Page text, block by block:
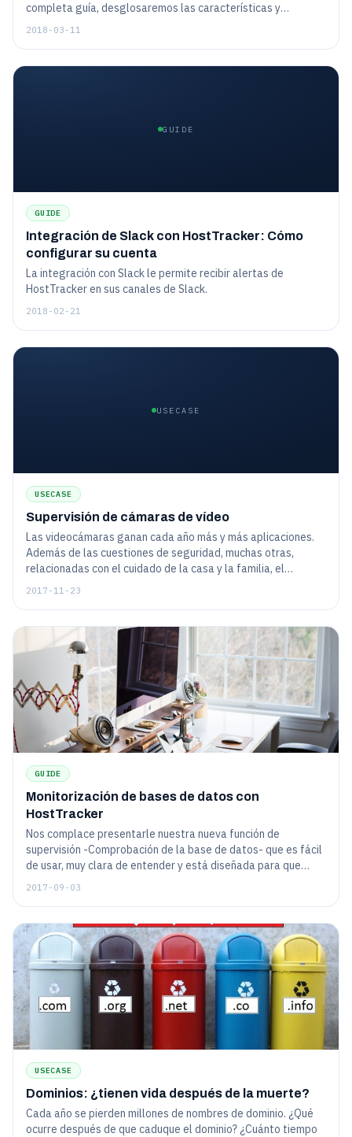
completa guía, desglosaremos las características y
especificaciones importantes para que pueda realizar una
proyector y cámara una vez que lo haya comprado.
2018-03-11
GUIDE
GUIDE
Integración de Slack con HostTracker: Cómo
configurar su cuenta
La integración con Slack le permite recibir alertas de
HostTracker en sus canales de Slack.
2018-02-21
USECASE
USECASE
Supervisión de cámaras de vídeo
Las videocámaras ganan cada año más y más aplicaciones.
Además de las cuestiones de seguridad, muchas otras,
relacionadas con el cuidado de la casa y la familia, el
entretenimiento, la educación, etc., se utilizan mucho hoy en
2017-11-23
GUIDE
Monitorización de bases de datos con
HostTracker
Nos complace presentarle nuestra nueva función de
supervisión -Comprobación de la base de datos- que es fácil
de usar, muy clara de entender y está diseñada para que
pase las "horas críticas" de su sitio web lo mejor posible.
2017-09-03
USECASE
Dominios: ¿tienen vida después de la muerte?
Cada año se pierden millones de nombres de dominio. ¿Qué
ocurre después de que caduque el dominio? ¿Cuánto tiempo